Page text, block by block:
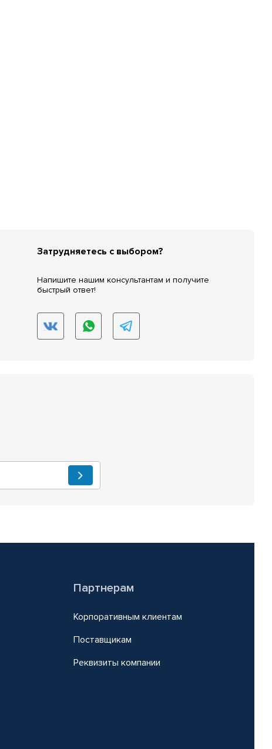
Затрудняетесь с выбором?
Напишите нашим консультантам и получите
быстрый ответ!
Партнерам
Корпоративным клиентам
Поставщикам
Реквизиты компании